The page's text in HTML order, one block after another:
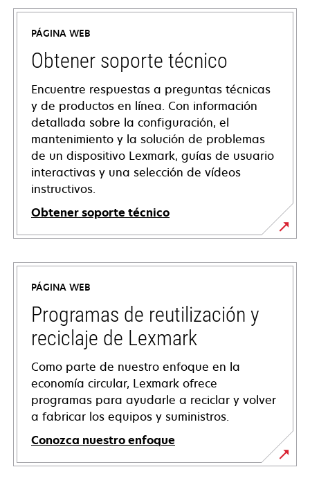
PÁGINA WEB
Obtener soporte técnico
Encuentre respuestas a preguntas técnicas
y de productos en línea. Con información
detallada sobre la configuración, el
mantenimiento y la solución de problemas
de un dispositivo Lexmark, guías de usuario
interactivas y una selección de vídeos
instructivos.
Obtener soporte técnico
opens
in
new
tab
PÁGINA WEB
Programas de reutilización y
reciclaje de Lexmark
Como parte de nuestro enfoque en la
economía circular, Lexmark ofrece
programas para ayudarle a reciclar y volver
a fabricar los equipos y suministros.
Conozca nuestro enfoque